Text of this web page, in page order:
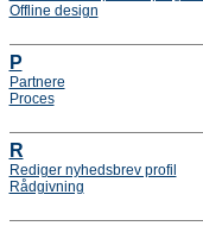
Offline design
P
Partnere
Proces
R
Rediger nyhedsbrev profil
Rådgivning